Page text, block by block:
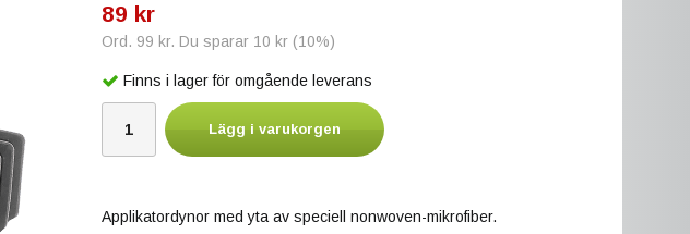
89 kr
Ord. 99 kr. Du sparar 10 kr(10%)
Finns i lager för omgående leverans
Lägg i varukorgen
Applikatordynor med yta av speciell nonwoven-mikrofiber.